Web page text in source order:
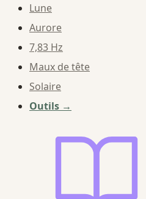
Lune
Aurore
7,83 Hz
Maux de tête
Solaire
Outils →